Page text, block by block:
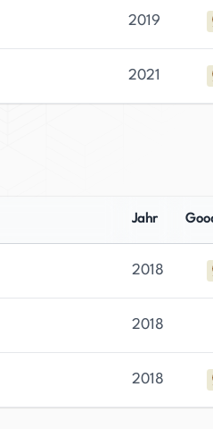
2019
2021
Jahr
2018
2018
2018